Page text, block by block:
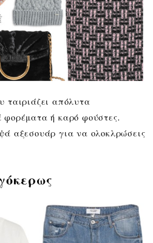
ταιριάζει απόλυτα
ή καρό φούστες.
αξεσουάρ για να ολοκλρώσεις